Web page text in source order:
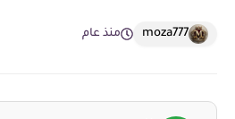
moza777 منذ عام